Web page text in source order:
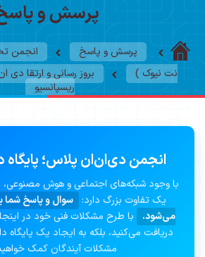
پرسش و
پرسش و پاسخ
انجمن
نت نیوک )
بروز رسانی و ارتقا دی
ریسپانسیو
انجمن دی‌ان‌ان پلاس؛ پایگاه
با وجود شبکه‌های اجتماعی و هوش
یک تفاوت بزرگ دارد: سوال و پاسخ شما
می‌شود.
با طرح مشکلات فنی خود در
دریافت می‌کنید، بلکه به ایجاد یک پایگاه
مشکلات آیندگان کمک